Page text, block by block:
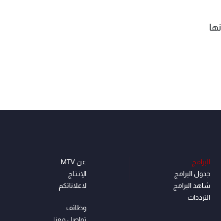
البرامج
جدول البرامج
شاهد البرامج
الترددات
عن MTV
الإنـتـاج
لاعلاناتكم
وظائف